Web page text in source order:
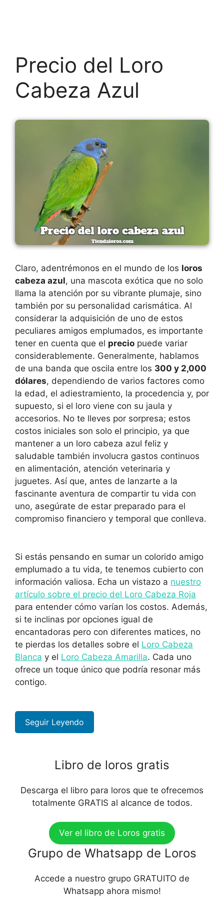
Precio del Loro
Cabeza Azul
Claro, adentrémonos en el mundo de los loros
cabeza azul, una mascota exótica que no solo
llama la atención por su vibrante plumaje, sino
también por su personalidad carismática. Al
considerar la adquisición de uno de estos
peculiares amigos emplumados, es importante
tener en cuenta que el precio puede variar
considerablemente. Generalmente, hablamos
de una banda que oscila entre los 300 y 2,000
dólares, dependiendo de varios factores como
la edad, el adiestramiento, la procedencia y, por
supuesto, si el loro viene con su jaula y
accesorios. No te lleves por sorpresa; estos
costos iniciales son solo el principio, ya que
mantener a un loro cabeza azul feliz y
saludable también involucra gastos continuos
en alimentación, atención veterinaria y
juguetes. Así que, antes de lanzarte a la
fascinante aventura de compartir tu vida con
uno, asegúrate de estar preparado para el
compromiso financiero y temporal que conlleva.
Si estás pensando en sumar un colorido amigo
emplumado a tu vida, te tenemos cubierto con
información valiosa. Echa un vistazo a nuestro
artículo sobre el precio del Loro Cabeza Roja
para entender cómo varían los costos. Además,
si te inclinas por opciones igual de
encantadoras pero con diferentes matices, no
te pierdas los detalles sobre el Loro Cabeza
Blanca y el Loro Cabeza Amarilla. Cada uno
ofrece un toque único que podría resonar más
contigo.
Seguir Leyendo
Libro de loros gratis
Descarga el libro para loros que te ofrecemos
totalmente GRATIS al alcance de todos.
Ver el libro de Loros gratis
Grupo de Whatsapp de Loros
Accede a nuestro grupo GRATUITO de
Whatsapp ahora mismo!